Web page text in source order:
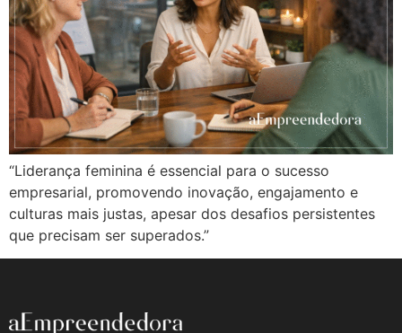
“Liderança feminina é essencial para o sucesso
empresarial, promovendo inovação, engajamento e
culturas mais justas, apesar dos desafios persistentes
que precisam ser superados.”